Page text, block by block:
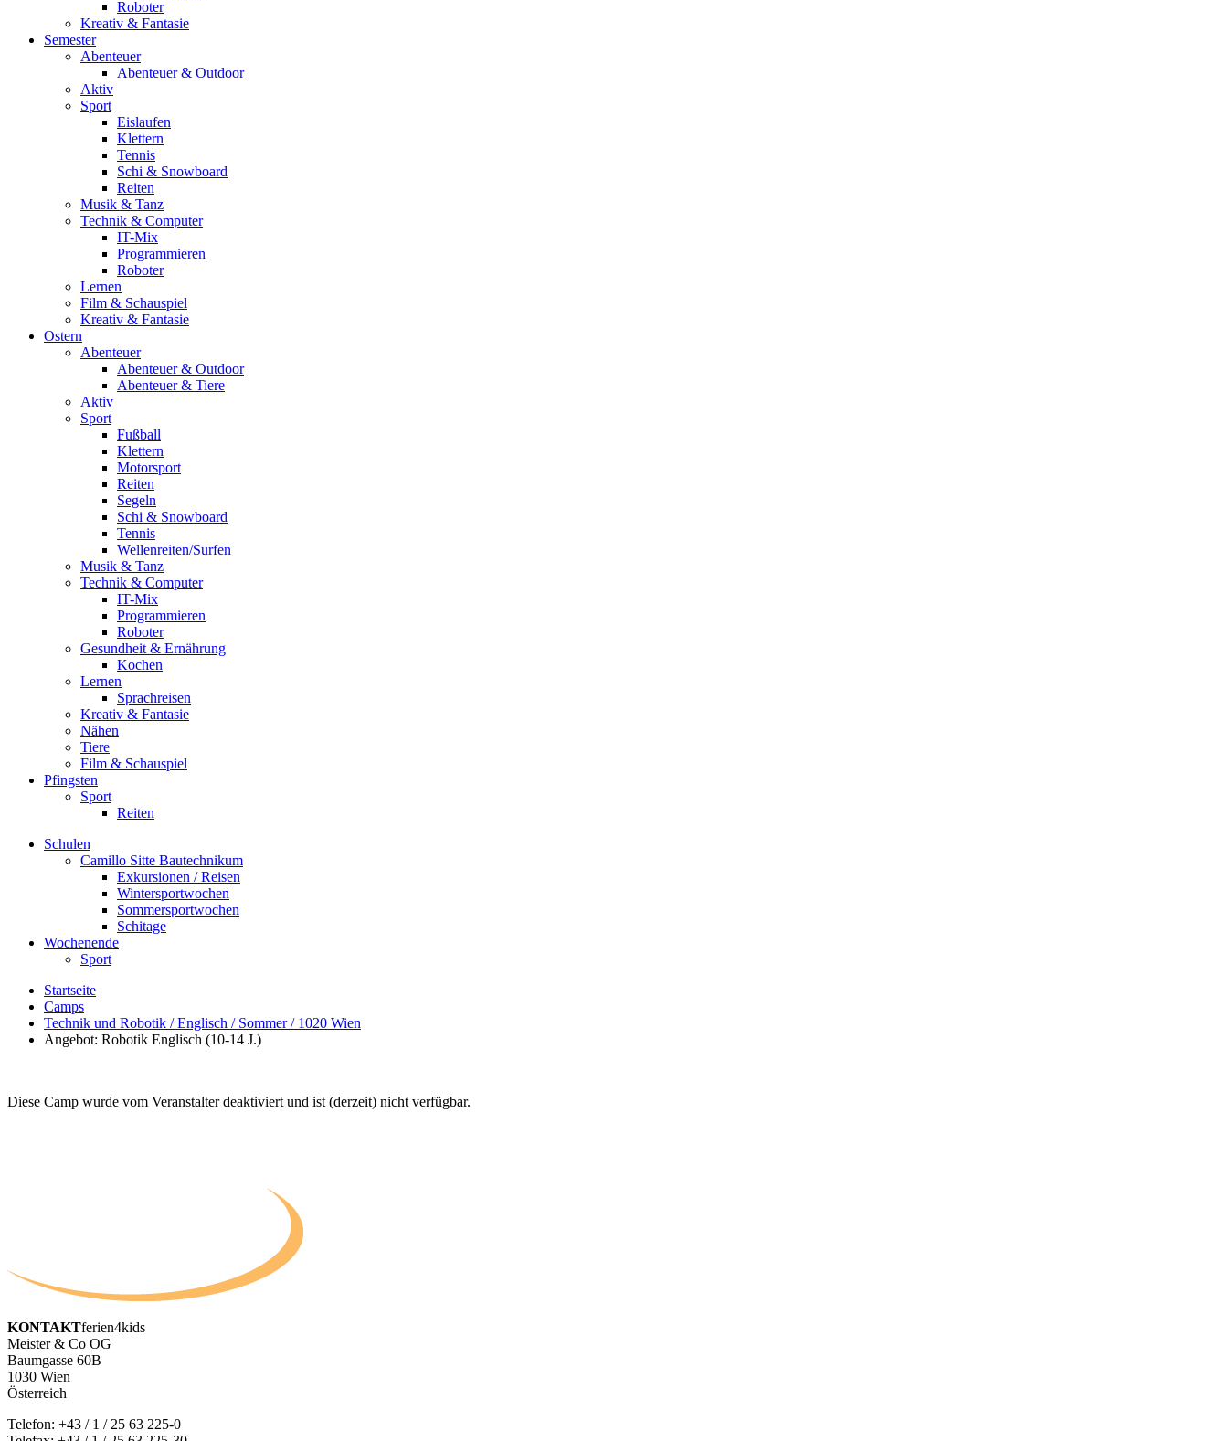
Roboter
Kreativ & Fantasie
Semester
Abenteuer
Abenteuer & Outdoor
Aktiv
Sport
Eislaufen
Klettern
Tennis
Schi & Snowboard
Reiten
Musik & Tanz
Technik & Computer
IT-Mix
Programmieren
Roboter
Lernen
Film & Schauspiel
Kreativ & Fantasie
Ostern
Abenteuer
Abenteuer & Outdoor
Abenteuer & Tiere
Aktiv
Sport
Fußball
Klettern
Motorsport
Reiten
Segeln
Schi & Snowboard
Tennis
Wellenreiten/Surfen
Musik & Tanz
Technik & Computer
IT-Mix
Programmieren
Roboter
Gesundheit & Ernährung
Kochen
Lernen
Sprachreisen
Kreativ & Fantasie
Nähen
Tiere
Film & Schauspiel
Pfingsten
Sport
Reiten
Schulen
Camillo Sitte Bautechnikum
Exkursionen / Reisen
Wintersportwochen
Sommersportwochen
Schitage
Wochenende
Sport
Startseite
Camps
Technik und Robotik / Englisch / Sommer / 1020 Wien
Angebot: Robotik Englisch (10-14 J.)
Diese Camp wurde vom Veranstalter deaktiviert und ist (derzeit) nicht verfügbar.
KONTAKTferien4kids
Meister & Co OG
Baumgasse 60B
1030 Wien
Österreich
Telefon: +43 / 1 / 25 63 225-0